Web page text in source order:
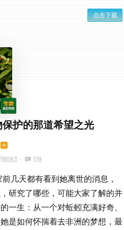
点击下载
护的那道希望之光
19063 · 119
几天都有看到她离世的消息，
研究了哪些，可能大家了解的并
一生：从一个对蚯蚓充满好奇、
是如何怀揣着去非洲的梦想，最